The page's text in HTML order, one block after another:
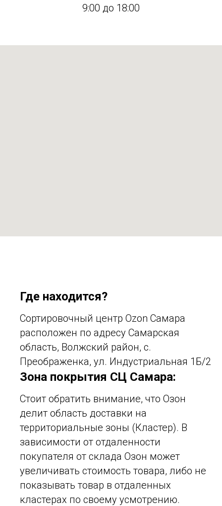
9:00 до 18:00
Где находится?
Сортировочный центр Ozon Самара
расположен по адресу Самарская
область, Волжский район, с.
Преображенка, ул. Индустриальная 1Б/2
Зона покрытия СЦ Самара:
Стоит обратить внимание, что Озон
делит область доставки на
территориальные зоны (Кластер). В
зависимости от отдаленности
покупателя от склада Озон может
увеличивать стоимость товара, либо не
показывать товар в отдаленных
кластерах по своему усмотрению.